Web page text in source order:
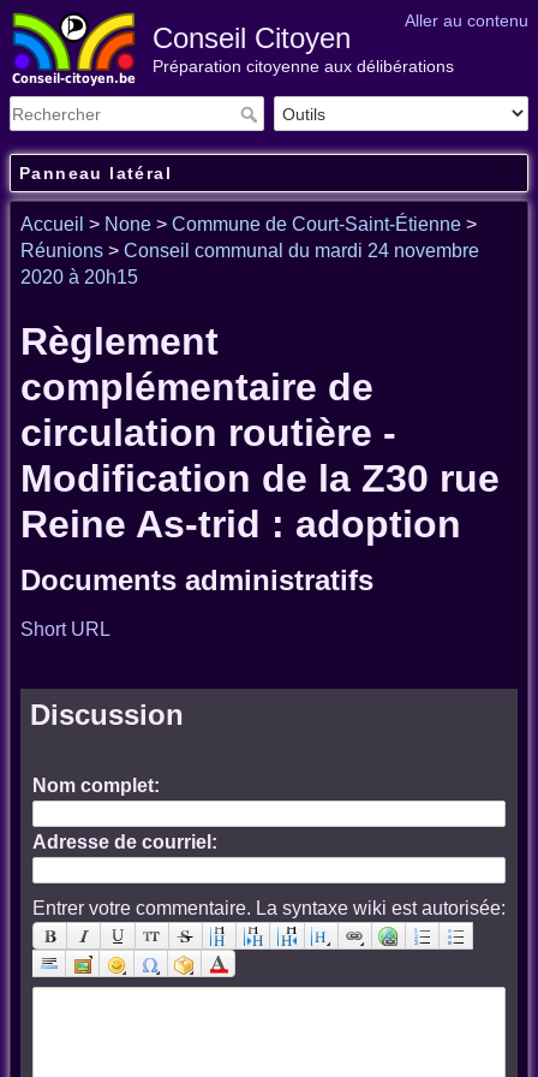
Aller au contenu
Conseil Citoyen
Préparation citoyenne aux délibérations
Panneau latéral
Accueil > None > Commune de Court-Saint-Étienne >
Réunions > Conseil communal du mardi 24 novembre
2020 à 20h15
Règlement
complémentaire de
circulation routière -
Modification de la Z30 rue
Reine As-trid : adoption
Documents administratifs
Short URL
Discussion
Nom complet:
Adresse de courriel:
Entrer votre commentaire. La syntaxe wiki est autorisée: